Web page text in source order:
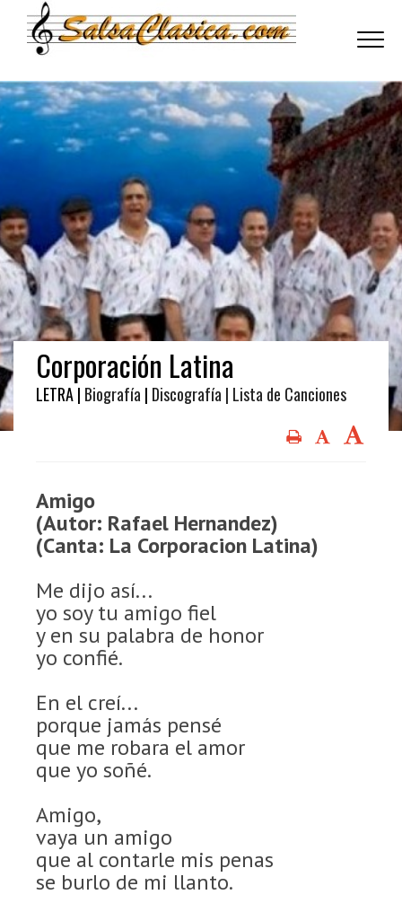
Corporación Latina
LETRA | Biografía | Discografía | Lista de Canciones
Amigo
(Autor: Rafael Hernandez)
(Canta: La Corporacion Latina)
Me dijo así...
yo soy tu amigo fiel
y en su palabra de honor
yo confié.
En el creí...
porque jamás pensé
que me robara el amor
que yo soñé.
Amigo,
vaya un amigo
que al contarle mis penas
se burlo de mi llanto.